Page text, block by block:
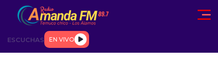
Click acá para ir directamente al contenido
ESCUCHAS EN VIVO